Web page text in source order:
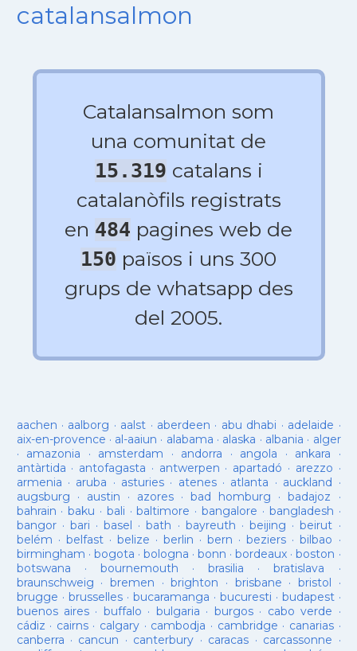
catalansalmon
Catalansalmon som
una comunitat de
15.319 catalans i
catalanòfils registrats
en 484 pagines web de
150 països i uns 300
grups de whatsapp des
del 2005.
aachen · aalborg · aalst · aberdeen · abu dhabi · adelaide ·
aix-en-provence · al-aaiun · alabama · alaska · albania · alger
· amazonia · amsterdam · andorra · angola · ankara ·
antàrtida · antofagasta · antwerpen · apartadó · arezzo ·
armenia · aruba · asturies· atenes· atlanta · auckland ·
augsburg · austin · azores·bad homburg ·badajoz ·
bahrain ·baku · bali ·baltimore ·bangalore · bangladesh ·
bangor· bari ·basel ·bath · bayreuth ·beijing ·beirut ·
belém · belfast· belize · berlin ·bern ·beziers ·bilbao ·
birmingham · bogota · bologna ·bonn ·bordeaux ·boston ·
botswana · bournemouth ·brasilia ·bratislava ·
braunschweig · bremen ·brighton · brisbane · bristol ·
brugge · brusselles· bucaramanga · bucuresti · budapest·
buenos aires· buffalo · bulgaria · burgos· cabo verde ·
cádiz · cairns· calgary · cambodja · cambridge · canarias·
canberra · cancun · canterbury · caracas · carcassonne ·